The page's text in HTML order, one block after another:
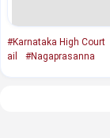
#Karnataka High Court
ail
#Nagaprasanna